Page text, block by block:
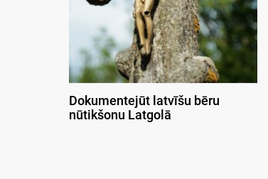
Dokumentejūt latvīšu bēru
nūtikšonu Latgolā